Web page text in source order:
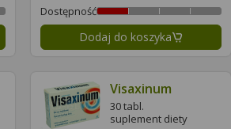
Dostępność
Dodaj do koszyka
Visaxinum
30 tabl.
suplement diety